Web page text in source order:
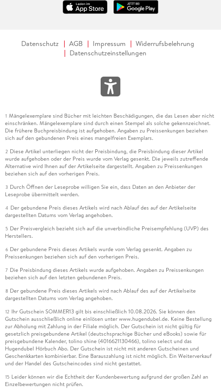
Datenschutz AGB Impressum
Widerrufsbelehrung
Datenschutzeinstellungen
1 Mängelexemplare sind Bücher mit leichten Beschädigungen, die das Lesen aber nicht
einschränken. Mängelexemplare sind durch einen Stempel als solche gekennzeichnet.
Die frühere Buchpreisbindung ist aufgehoben. Angaben zu Preissenkungen beziehen
sich auf den gebundenen Preis eines mangelfreien Exemplars.
2 Diese Artikel unterliegen nicht der Preisbindung, die Preisbindung dieser Artikel
wurde aufgehoben oder der Preis wurde vom Verlag gesenkt. Die jeweils zutreffende
Alternative wird Ihnen auf der Artikelseite dargestellt. Angaben zu Preissenkungen
beziehen sich auf den vorherigen Preis.
3 Durch Öffnen der Leseprobe willigen Sie ein, dass Daten an den Anbieter der
Leseprobe übermittelt werden.
4 Der gebundene Preis dieses Artikels wird nach Ablauf des auf der Artikelseite
dargestellten Datums vom Verlag angehoben.
5 Der Preisvergleich bezieht sich auf die unverbindliche Preisempfehlung (UVP) des
Herstellers.
6 Der gebundene Preis dieses Artikels wurde vom Verlag gesenkt. Angaben zu
Preissenkungen beziehen sich auf den vorherigen Preis.
7 Die Preisbindung dieses Artikels wurde aufgehoben. Angaben zu Preissenkungen
beziehen sich auf den letzten gebundenen Preis.
8 Der gebundene Preis dieses Artikels wird nach Ablauf des auf der Artikelseite
dargestellten Datums vom Verlag angehoben.
12 Ihr Gutschein SOMMER13 gilt bis einschließlich 10.08.2026. Sie können den
Gutschein ausschließlich online einlösen unter www.hugendubel.de. Keine Bestellung
zur Abholung mit Zahlung in der Filiale möglich. Der Gutschein ist nicht gültig für
gesetzlich preisgebundene Artikel (deutschsprachige Bücher und eBooks) sowie für
preisgebundene Kalender, tolino shine (4016621130466), tolino select und das
Hugendubel Hörbuch Abo. Der Gutschein ist nicht mit anderen Gutscheinen und
Geschenkkarten kombinierbar. Eine Barauszahlung ist nicht möglich. Ein Weiterverkauf
und der Handel des Gutscheincodes sind nicht gestattet.
15 Leider können wir die Echtheit der Kundenbewertung aufgrund der großen Zahl an
Einzelbewertungen nicht prüfen.